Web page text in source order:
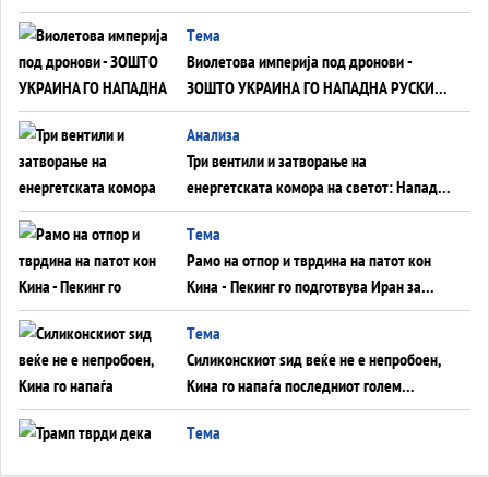
Tема
Виолетова империја под дронови -
ЗОШТО УКРАИНА ГО НАПАДНА РУСКИОТ
WILDBERRIES
Aнализа
Три вентили и затворање на
енергетската комора на светот: Нападот
во Суец најавува глобален енергетски
инфаркт?
Tема
Рамо на отпор и тврдина на патот кон
Кина - Пекинг го подготвува Иран за
американска копнена инвазија
Tема
Силиконскиот ѕид веќе не е непробоен,
Кина го напаѓа последниот голем
монопол на Западот?
Tема